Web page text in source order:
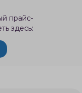
прайс-
здесь: